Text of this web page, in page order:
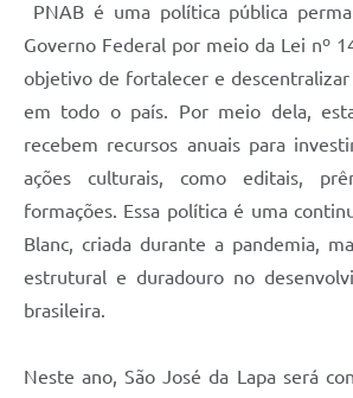
PNAB é uma política pública
Governo Federal por meio da Lei nº
objetivo de fortalecer e descentralizar
em todo o país. Por meio dela,
recebem recursos anuais para
ações culturais, como editais,
formações. Essa política é uma
Blanc, criada durante a pandemia,
estrutural e duradouro no
brasileira.
Neste ano, São José da Lapa será